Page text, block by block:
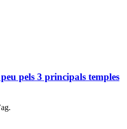
pels 3 principals temples